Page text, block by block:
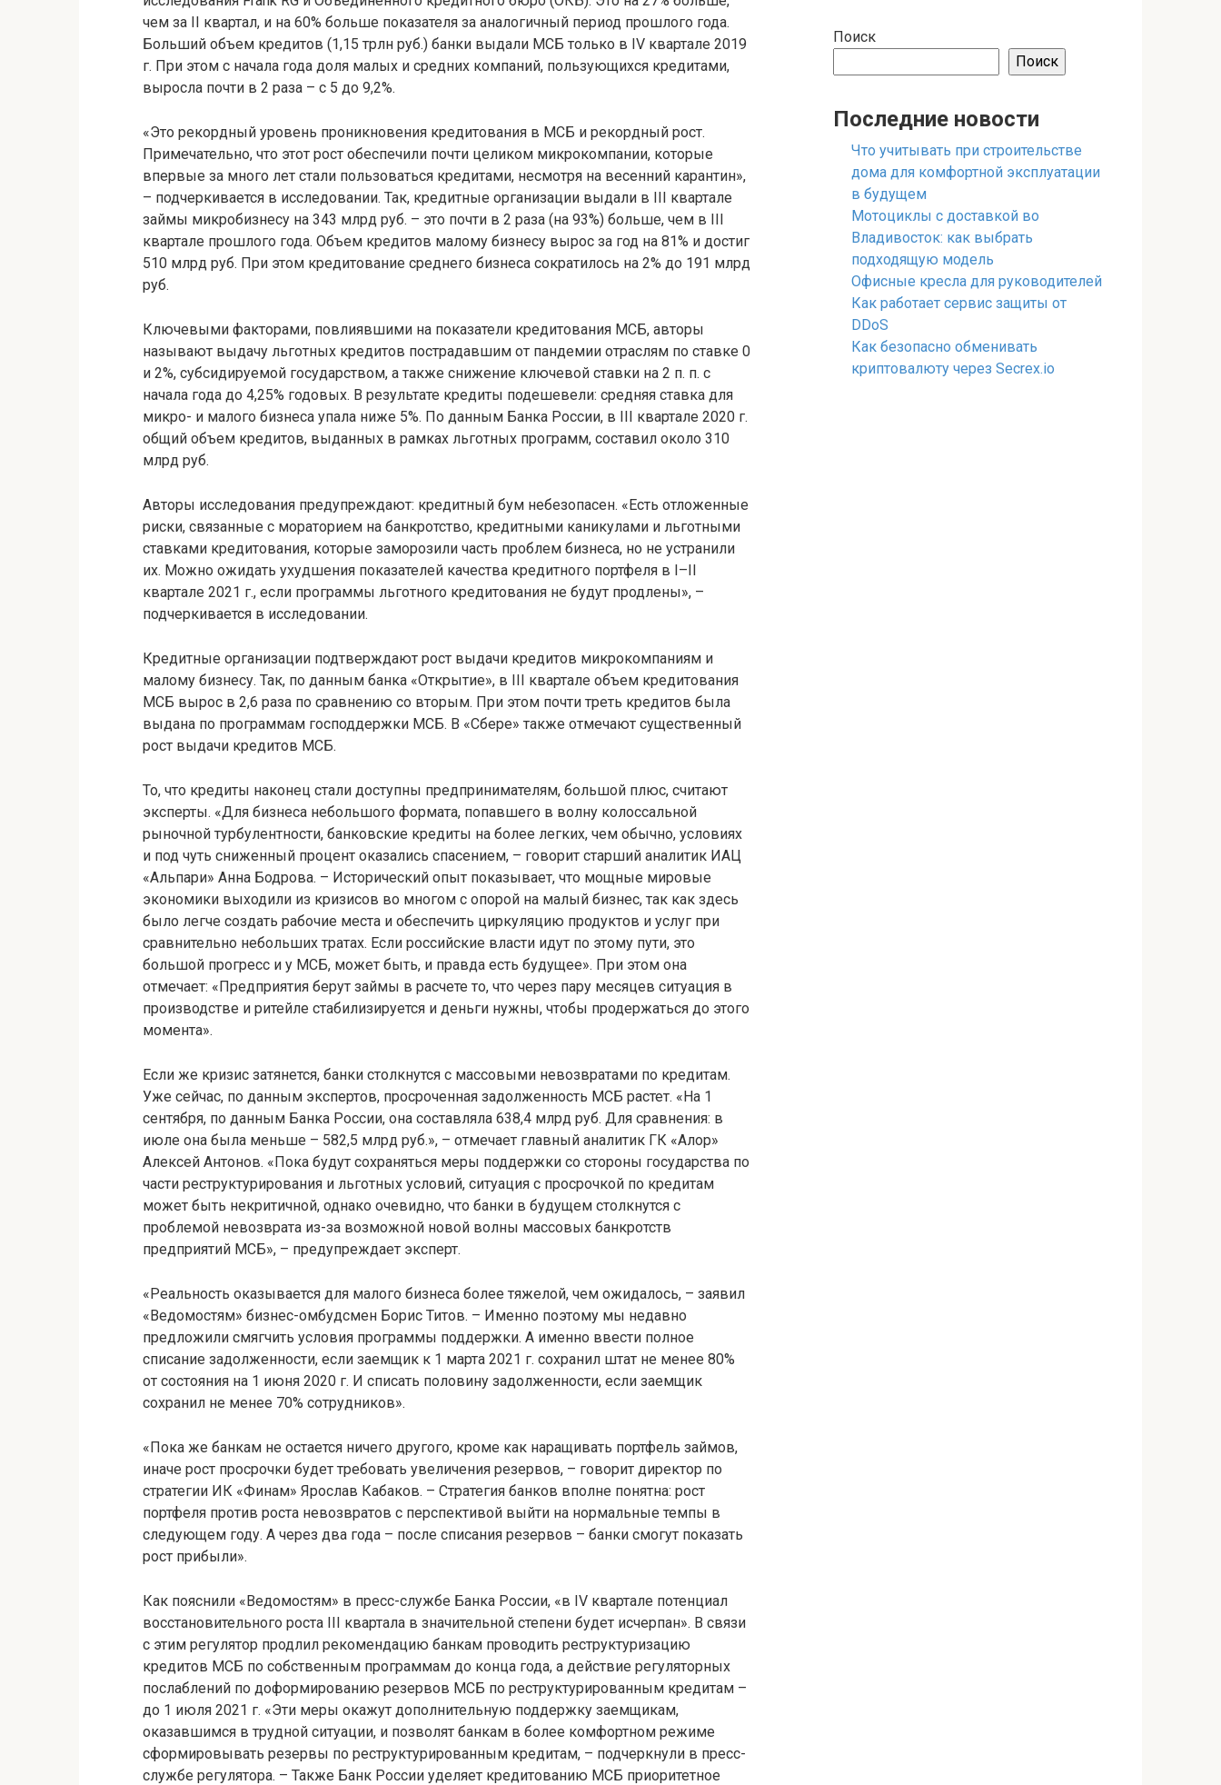
чем за II квартал, и на 60% больше показателя за аналогичный период прошлого года.
Больший объем кредитов (1,15 трлн руб.) банки выдали МСБ только в IV квартале 2019
г. При этом с начала года доля малых и средних компаний, пользующихся кредитами,
выросла почти в 2 раза – с 5 до 9,2%.
«Это рекордный уровень проникновения кредитования в МСБ и рекордный рост.
Примечательно, что этот рост обеспечили почти целиком микрокомпании, которые
впервые за много лет стали пользоваться кредитами, несмотря на весенний карантин»,
– подчеркивается в исследовании. Так, кредитные организации выдали в III квартале
займы микробизнесу на 343 млрд руб. – это почти в 2 раза (на 93%) больше, чем в III
квартале прошлого года. Объем кредитов малому бизнесу вырос за год на 81% и достиг
510 млрд руб. При этом кредитование среднего бизнеса сократилось на 2% до 191 млрд
руб.
Ключевыми факторами, повлиявшими на показатели кредитования МСБ, авторы
называют выдачу льготных кредитов пострадавшим от пандемии отраслям по ставке 0
и 2%, субсидируемой государством, а также снижение ключевой ставки на 2 п. п. с
начала года до 4,25% годовых. В результате кредиты подешевели: средняя ставка для
микро- и малого бизнеса упала ниже 5%. По данным Банка России, в III квартале 2020 г.
общий объем кредитов, выданных в рамках льготных программ, составил около 310
млрд руб.
Авторы исследования предупреждают: кредитный бум небезопасен. «Есть отложенные
риски, связанные с мораторием на банкротство, кредитными каникулами и льготными
ставками кредитования, которые заморозили часть проблем бизнеса, но не устранили
их. Можно ожидать ухудшения показателей качества кредитного портфеля в I–II
квартале 2021 г., если программы льготного кредитования не будут продлены», –
подчеркивается в исследовании.
Кредитные организации подтверждают рост выдачи кредитов микрокомпаниям и
малому бизнесу. Так, по данным банка «Открытие», в III квартале объем кредитования
МСБ вырос в 2,6 раза по сравнению со вторым. При этом почти треть кредитов была
выдана по программам господдержки МСБ. В «Сбере» также отмечают существенный
рост выдачи кредитов МСБ.
То, что кредиты наконец стали доступны предпринимателям, большой плюс, считают
эксперты. «Для бизнеса небольшого формата, попавшего в волну колоссальной
рыночной турбулентности, банковские кредиты на более легких, чем обычно, условиях
и под чуть сниженный процент оказались спасением, – говорит старший аналитик ИАЦ
«Альпари» Анна Бодрова. – Исторический опыт показывает, что мощные мировые
экономики выходили из кризисов во многом с опорой на малый бизнес, так как здесь
было легче создать рабочие места и обеспечить циркуляцию продуктов и услуг при
сравнительно небольших тратах. Если российские власти идут по этому пути, это
большой прогресс и у МСБ, может быть, и правда есть будущее». При этом она
отмечает: «Предприятия берут займы в расчете то, что через пару месяцев ситуация в
производстве и ритейле стабилизируется и деньги нужны, чтобы продержаться до этого
момента».
Если же кризис затянется, банки столкнутся с массовыми невозвратами по кредитам.
Уже сейчас, по данным экспертов, просроченная задолженность МСБ растет. «На 1
сентября, по данным Банка России, она составляла 638,4 млрд руб. Для сравнения: в
июле она была меньше – 582,5 млрд руб.», – отмечает главный аналитик ГК «Алор»
Алексей Антонов. «Пока будут сохраняться меры поддержки со стороны государства по
части реструктурирования и льготных условий, ситуация с просрочкой по кредитам
может быть некритичной, однако очевидно, что банки в будущем столкнутся с
проблемой невозврата из-за возможной новой волны массовых банкротств
предприятий МСБ», – предупреждает эксперт.
«Реальность оказывается для малого бизнеса более тяжелой, чем ожидалось, – заявил
«Ведомостям» бизнес-омбудсмен Борис Титов. – Именно поэтому мы недавно
предложили смягчить условия программы поддержки. А именно ввести полное
списание задолженности, если заемщик к 1 марта 2021 г. сохранил штат не менее 80%
от состояния на 1 июня 2020 г. И списать половину задолженности, если заемщик
сохранил не менее 70% сотрудников».
«Пока же банкам не остается ничего другого, кроме как наращивать портфель займов,
иначе рост просрочки будет требовать увеличения резервов, – говорит директор по
стратегии ИК «Финам» Ярослав Кабаков. – Стратегия банков вполне понятна: рост
портфеля против роста невозвратов с перспективой выйти на нормальные темпы в
следующем году. А через два года – после списания резервов – банки смогут показать
рост прибыли».
Как пояснили «Ведомостям» в пресс-службе Банка России, «в IV квартале потенциал
восстановительного роста III квартала в значительной степени будет исчерпан». В связи
с этим регулятор продлил рекомендацию банкам проводить реструктуризацию
кредитов МСБ по собственным программам до конца года, а действие регуляторных
послаблений по доформированию резервов МСБ по реструктурированным кредитам –
до 1 июля 2021 г. «Эти меры окажут дополнительную поддержку заемщикам,
оказавшимся в трудной ситуации, и позволят банкам в более комфортном режиме
сформировывать резервы по реструктурированным кредитам, – подчеркнули в пресс-
службе регулятора. – Также Банк России уделяет кредитованию МСБ приоритетное
Поиск
Поиск
Последние новости
Что учитывать при строительстве
дома для комфортной эксплуатации
в будущем
Мотоциклы с доставкой во
Владивосток: как выбрать
подходящую модель
Офисные кресла для руководителей
Как работает сервис защиты от
DDoS
Как безопасно обменивать
криптовалюту через Secrex.io